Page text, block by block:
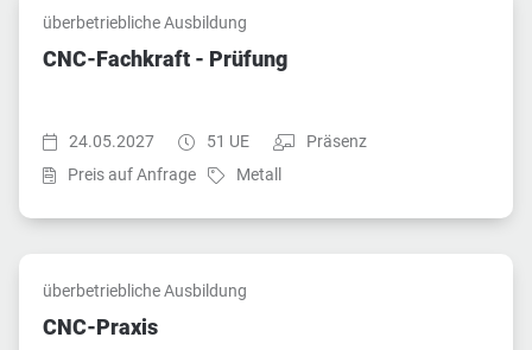
überbetriebliche Ausbildung
CNC-Fachkraft - Prüfung
Startzeit:
24.05.2027 Dauer:
51 UE Teilnahmeart:
Präsenz
Preis auf Anfrage
Fach:
Metall
überbetriebliche Ausbildung
CNC-Praxis